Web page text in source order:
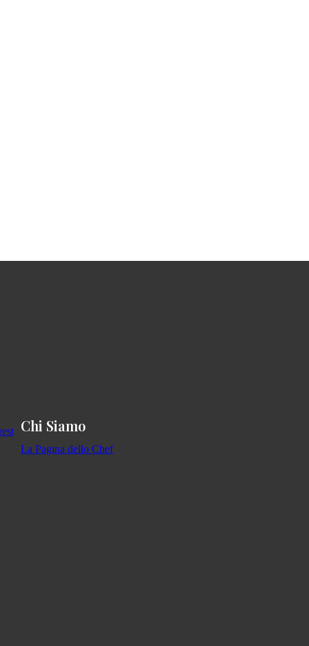
Chi Siamo
La Pagina dello Chef